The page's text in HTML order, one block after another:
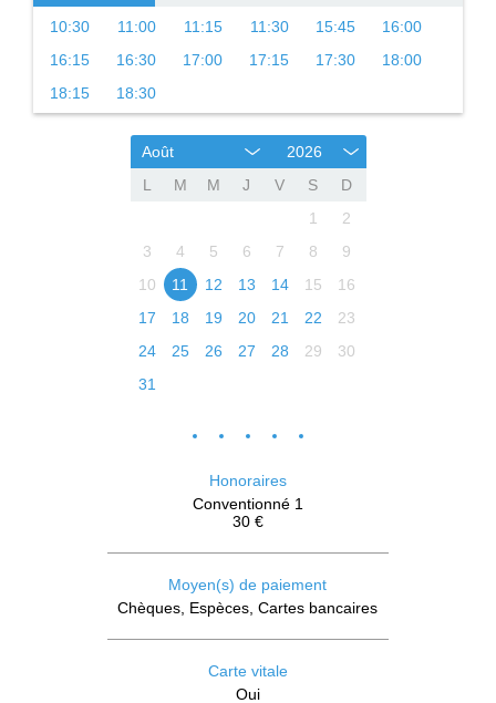
10:30 11:00 11:15 11:30 15:45
16:00
16:15
16:30 17:00 17:15 17:30
18:00
18:15
18:30
Août
2026
L
M M J V S
D
1
2
3
4 5 6 7 8
9
10
11 12 13 14 15
16
17
18 19 20 21 22
23
24
25 26 27 28 29
30
31
Honoraires
Conventionné 1
30 €
Moyen(s) de paiement
Chèques, Espèces, Cartes bancaires
Carte vitale
Oui